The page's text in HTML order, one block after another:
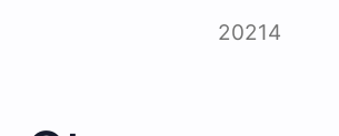
20214